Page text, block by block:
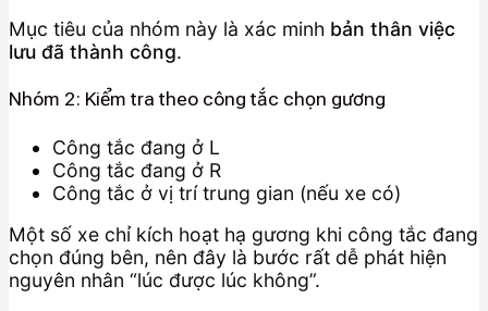
Mục tiêu của nhóm này là xác minh bản thân việc
lưu đã thành công.
Nhóm 2: Kiểm tra theo công tắc chọn gương
Công tắc đang ở L
Công tắc đang ở R
Công tắc ở vị trí trung gian (nếu xe có)
Một số xe chỉ kích hoạt hạ gương khi công tắc đang
chọn đúng bên, nên đây là bước rất dễ phát hiện
nguyên nhân “lúc được lúc không”.